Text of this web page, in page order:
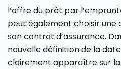
l’offre du prêt par
peut également choisir une
son contrat d’assurance.
nouvelle définition de la
clairement apparaître sur